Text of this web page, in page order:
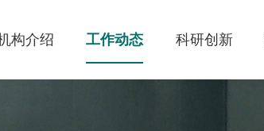
构介绍 工作动态 科研创新